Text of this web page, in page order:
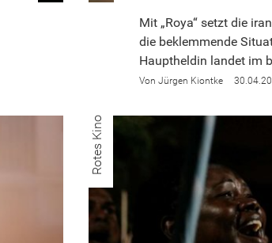
Mit „Roya“ setzt die
die beklemmende
Hauptheldin landet im
Jürgen Kiontke
Rotes Kino